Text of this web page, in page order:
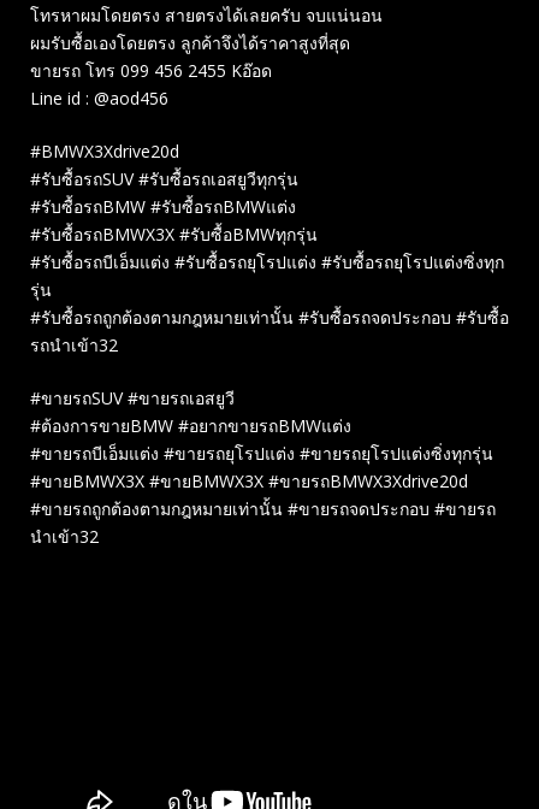
โทรหาผมโดยตรง สายตรงได้เลยครับ จบแน่นอน
ผมรับซื้อเองโดยตรง ลูกค้าจึงได้ราคาสูงที่สุด
ขายรถ โทร 099 456 2455 Kอ๊อด
Line id : @aod456
#BMWX3Xdrive20d
#รับซื้อรถSUV #รับซื้อรถเอสยูวีทุกรุ่น
#รับซื้อรถBMW #รับซื้อรถBMWแต่ง
#รับซื้อรถBMWX3X #รับซื้อBMWทุกรุ่น
#รับซื้อรถบีเอ็มแต่ง #รับซื้อรถยุโรปแต่ง #รับซื้อรถยุโรปแต่งซิ่งทุก
รุ่น
#รับซื้อรถถูกต้องตามกฎหมายเท่านั้น #รับซื้อรถจดประกอบ #รับซื้อ
รถนำเข้า32
#ขายรถSUV #ขายรถเอสยูวี
#ต้องการขายBMW #อยากขายรถBMWแต่ง
#ขายรถบีเอ็มแต่ง #ขายรถยุโรปแต่ง #ขายรถยุโรปแต่งซิ่งทุกรุ่น
#ขายBMWX3X #ขายBMWX3X #ขายรถBMWX3Xdrive20d
#ขายรถถูกต้องตามกฎหมายเท่านั้น #ขายรถจดประกอบ #ขายรถ
นำเข้า32